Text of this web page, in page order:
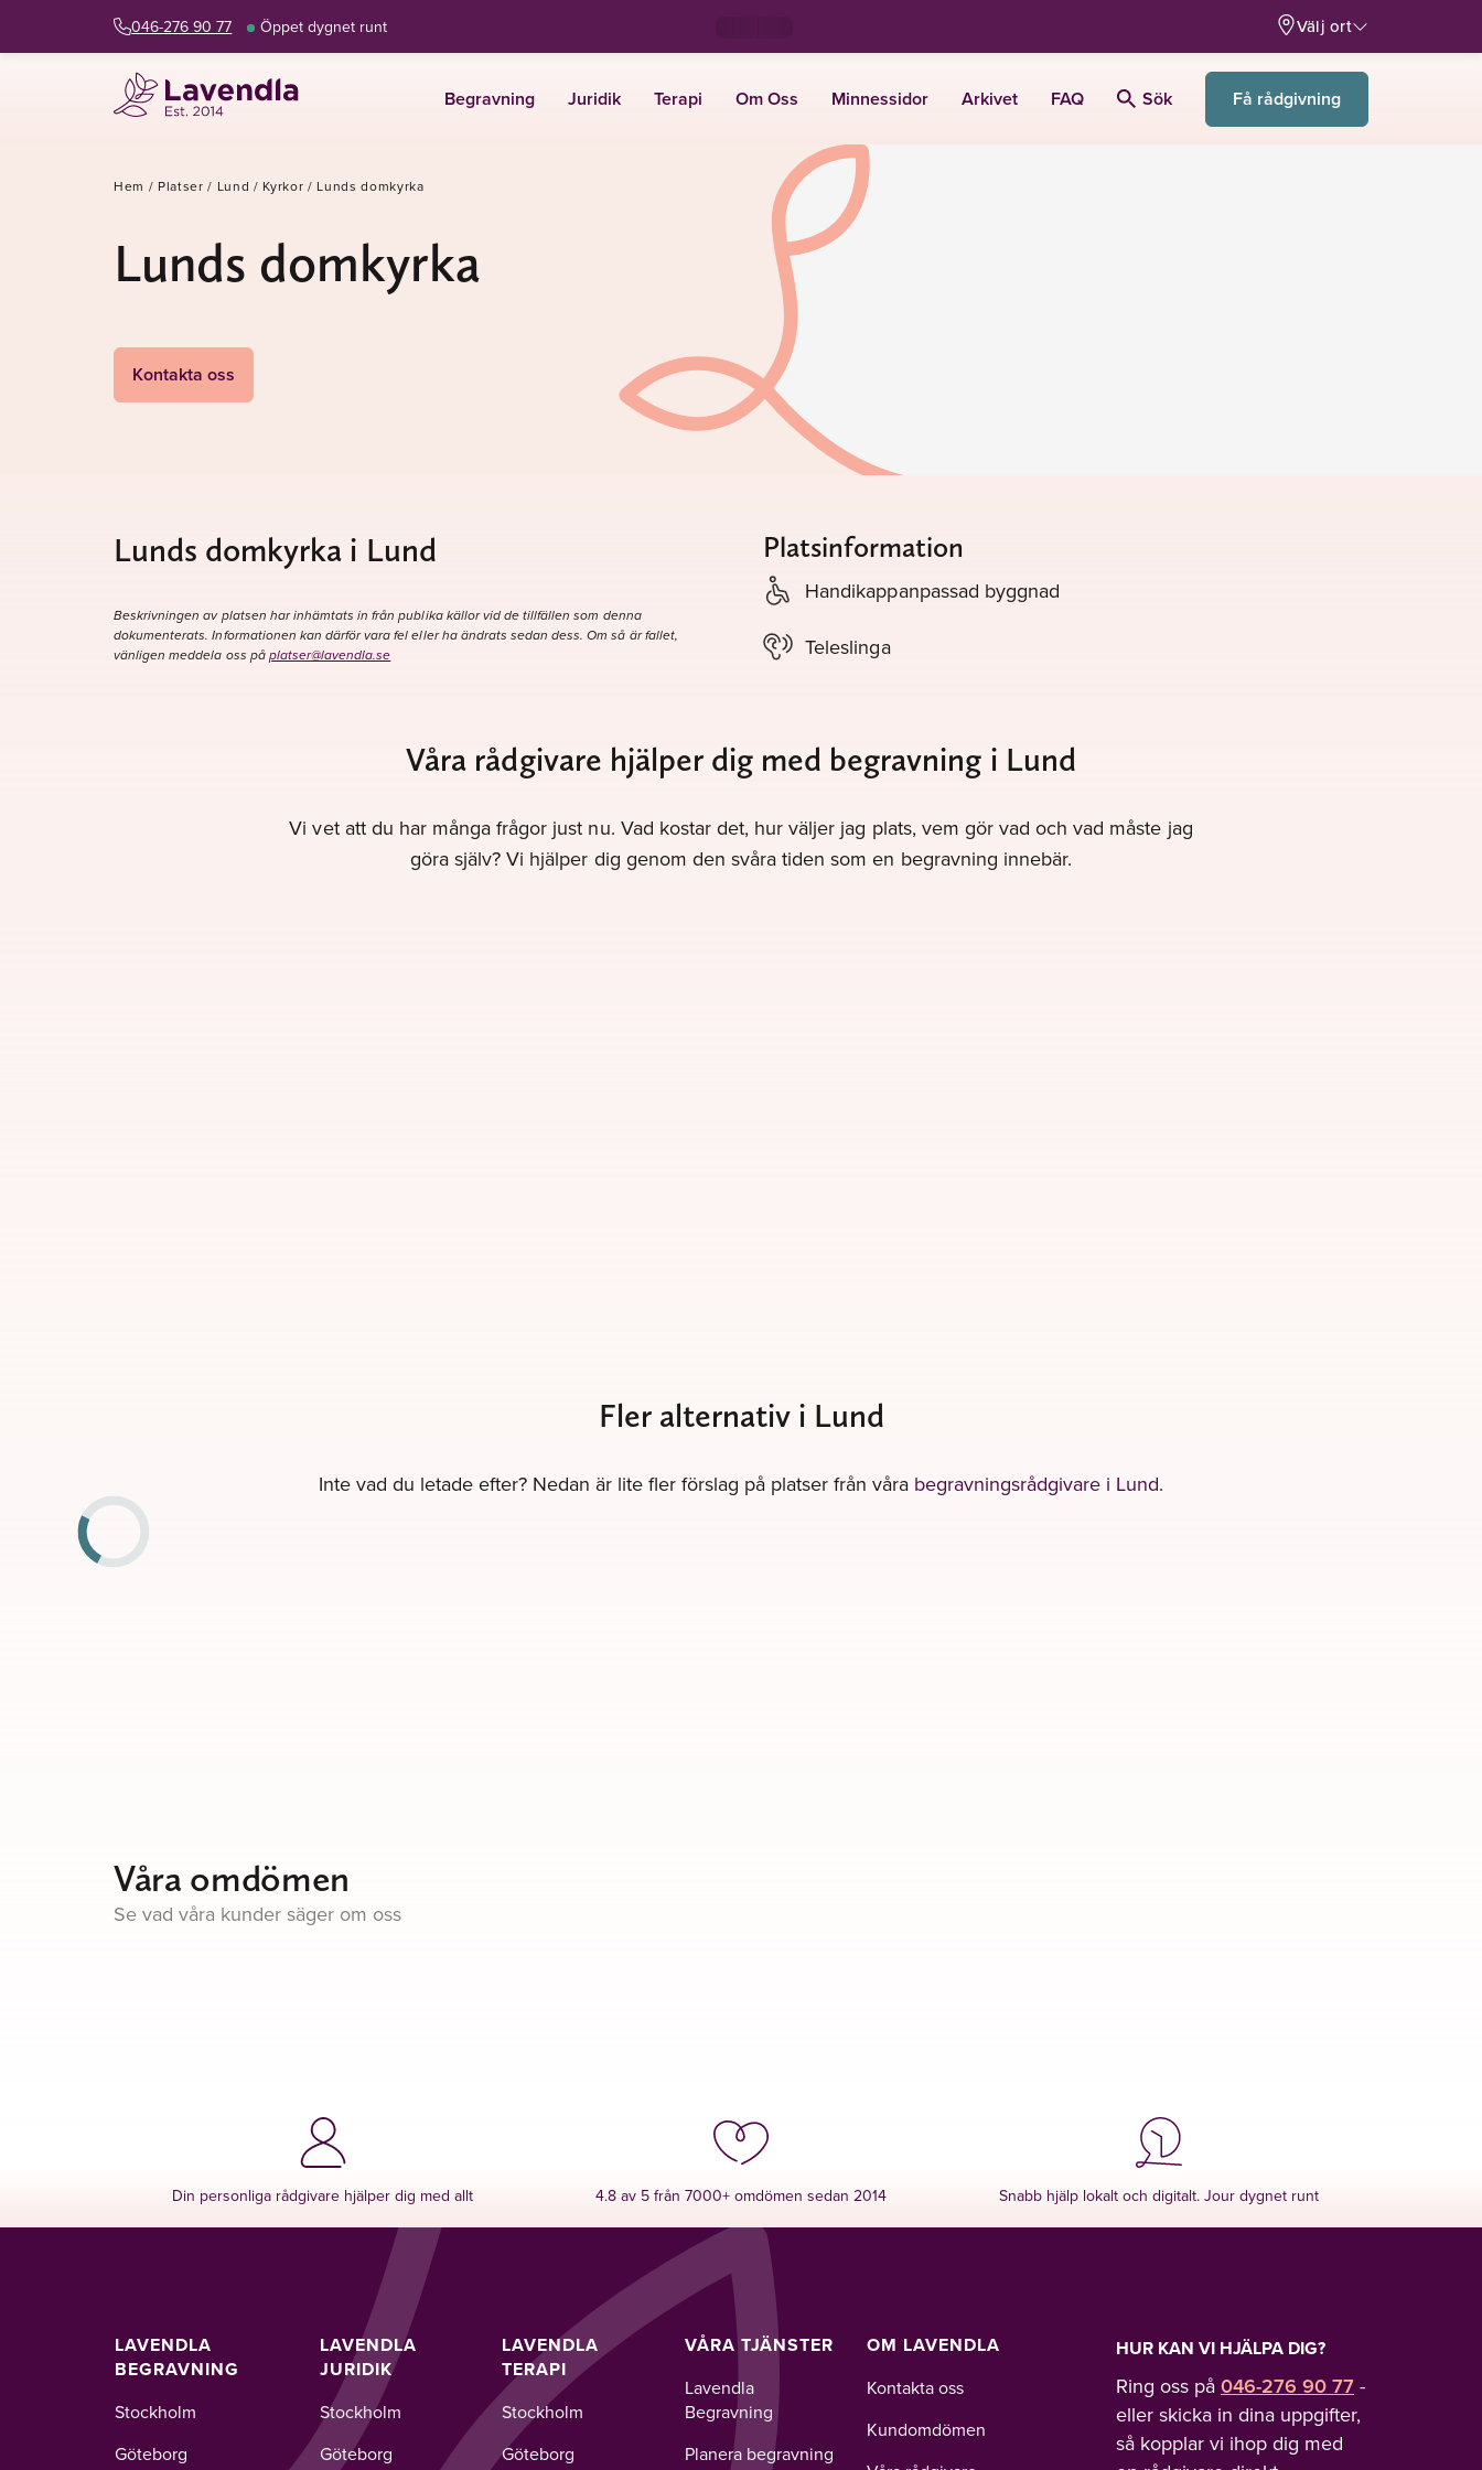
046-276 90 77 Öppet dygnet runt Välj ort
Begravning Juridik Terapi Om Oss Minnessidor Arkivet FAQ Sök Få rådgivning
Hem / Platser / Lund / Kyrkor / Lunds domkyrka
Lunds domkyrka
Kontakta oss
Lunds domkyrka i Lund
Beskrivningen av platsen har inhämtats in från publika källor vid de tillfällen som denna
dokumenterats. Informationen kan därför vara fel eller ha ändrats sedan dess. Om så är fallet,
vänligen meddela oss på platser@lavendla.se
Platsinformation
Handikappanpassad byggnad
Teleslinga
Våra rådgivare hjälper dig med begravning i Lund
Vi vet att du har många frågor just nu. Vad kostar det, hur väljer jag plats, vem gör vad och vad måste jag
göra själv? Vi hjälper dig genom den svåra tiden som en begravning innebär.
Fler alternativ i Lund
Inte vad du letade efter? Nedan är lite fler förslag på platser från våra begravningsrådgivare i Lund.
Våra omdömen
Se vad våra kunder säger om oss
Din personliga rådgivare hjälper dig med allt 4.8 av 5 från 7000+ omdömen sedan 2014 Snabb hjälp lokalt och digitalt. Jour dygnet runt
LAVENDLA
BEGRAVNING
Stockholm
Göteborg
LAVENDLA
JURIDIK
Stockholm
Göteborg
LAVENDLA
TERAPI
Stockholm
Göteborg
VÅRA TJÄNSTER
Lavendla
Begravning
Planera begravning
OM LAVENDLA
Kontakta oss
Kundomdömen
HUR KAN VI HJÄLPA DIG?
Ring oss på 046-276 90 77 -
eller skicka in dina uppgifter,
så kopplar vi ihop dig med